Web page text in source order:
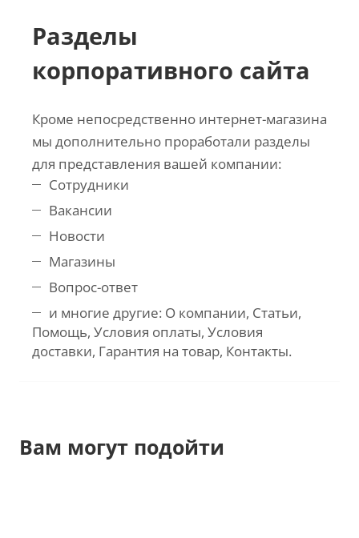
Разделы
корпоративного сайта
Кроме непосредственно интернет-магазина
мы дополнительно проработали разделы
для представления вашей компании:
Сотрудники
Вакансии
Новости
Магазины
Вопрос-ответ
и многие другие: О компании, Статьи,
Помощь, Условия оплаты, Условия
доставки, Гарантия на товар, Контакты.
Вам могут подойти